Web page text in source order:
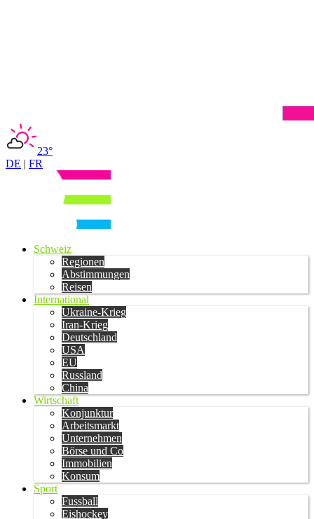
23°
DE | FR
Schweiz
Regionen
Abstimmungen
Reisen
International
Ukraine-Krieg
Iran-Krieg
Deutschland
USA
EU
Russland
China
Wirtschaft
Konjunktur
Arbeitsmarkt
Unternehmen
Börse und Co
Immobilien
Konsum
Sport
Fussball
Eishockey